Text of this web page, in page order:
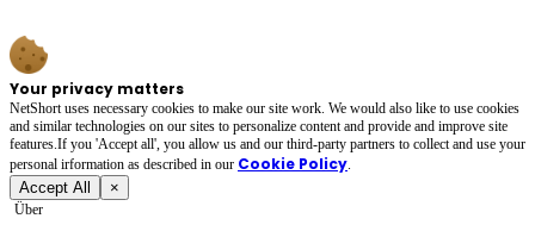
Your privacy matters
NetShort uses necessary cookies to make our site work. We would also like to use cookies
and similar technologies on our sites to personalize content and provide and improve site
features.If you 'Accept all', you allow us and our third-party partners to collect and use your
personal irformation as described in our Cookie Policy.
Accept All ×
Über